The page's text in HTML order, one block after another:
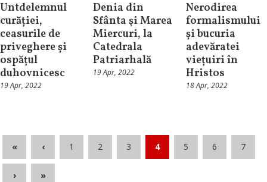
Untdelemnul
curăției,
ceasurile de
priveghere și
ospățul
duhovnicesc
19 Apr, 2022
Denia din
Sfânta şi Marea
Miercuri, la
Catedrala
Patriarhală
19 Apr, 2022
Nerodirea
formalismului
și bucuria
adevăratei
viețuiri în
Hristos
18 Apr, 2022
« ‹ 1 2 3 4 5 6 7
› »